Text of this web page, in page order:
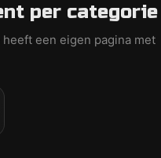
per categorie
een eigen pagina met